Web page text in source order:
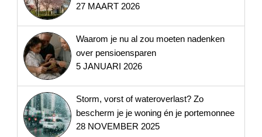
27 MAART 2026
Waarom je nu al zou moeten nadenken
over pensioensparen
5 JANUARI 2026
Storm, vorst of wateroverlast? Zo
bescherm je je woning én je portemonnee
28 NOVEMBER 2025